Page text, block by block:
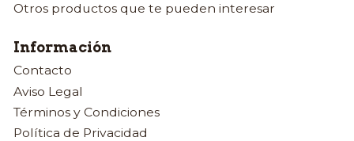
Otros productos que te pueden interesar
Información
Contacto
Aviso Legal
Términos y Condiciones
Política de Privacidad